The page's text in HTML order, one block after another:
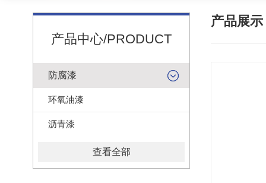
产品中心/PRODUCT
防腐漆
环氧油漆
沥青漆
查看全部
产品展示